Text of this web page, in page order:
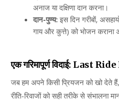
अनाज या दक्षिणा दान करना।
दान-पुण्य: इस दिन गरीबों,
गाय और कुत्ते) को भोजन कराना
एक गरिमापूर्ण विदाई: Last
जब हम अपने किसी प्रियजन को खो देते
रीति-रिवाजों को सही तरीके से संभालना